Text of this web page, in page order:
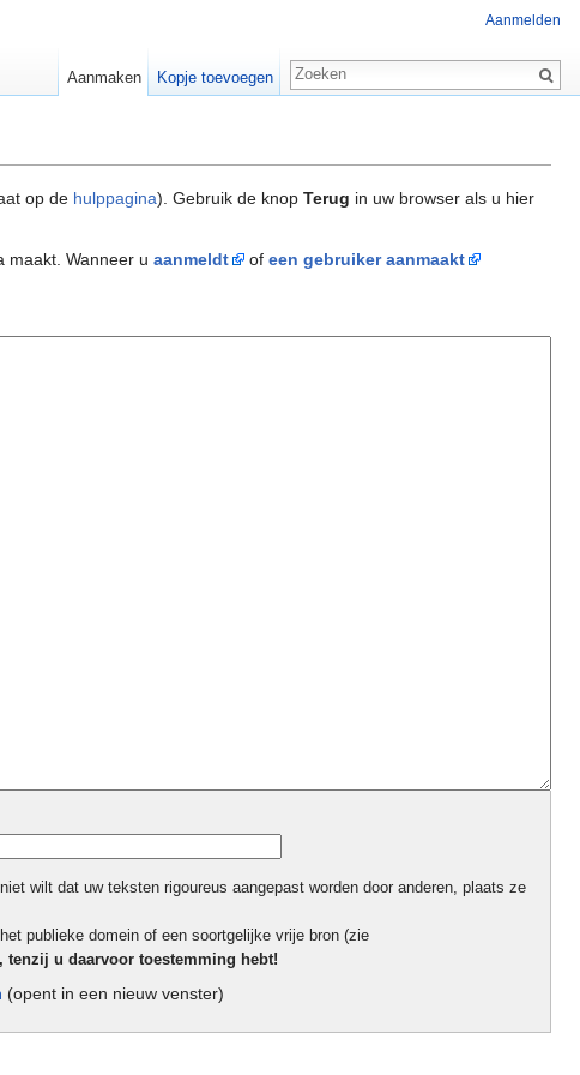
op de hulppagina). Gebruik de knop Terug in uw browser als u hier
maakt. Wanneer u aanmeldt of een gebruiker aanmaakt
wilt dat uw teksten rigoureus aangepast worden door anderen, plaats ze
publieke domein of een soortgelijke vrije bron (zie
tenzij u daarvoor toestemming hebt!
(opent in een nieuw venster)
Aanmelden
Aanmaken Kopje toevoegen